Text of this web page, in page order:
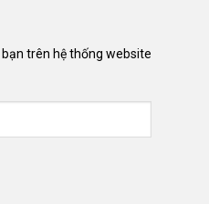
trên hệ thống website